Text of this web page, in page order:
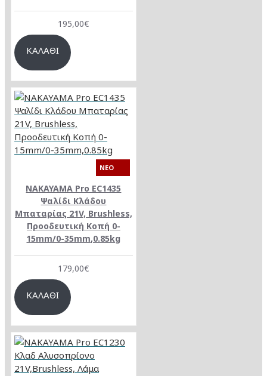
195,00€
ΚΑΛΆΘΙ
NEO
NAKAYAMA Pro EC1435
Ψαλίδι Κλάδου
Μπαταρίας 21V, Brushless,
Προοδευτική Κοπή 0-
15mm/0-35mm,0.85kg
179,00€
ΚΑΛΆΘΙ